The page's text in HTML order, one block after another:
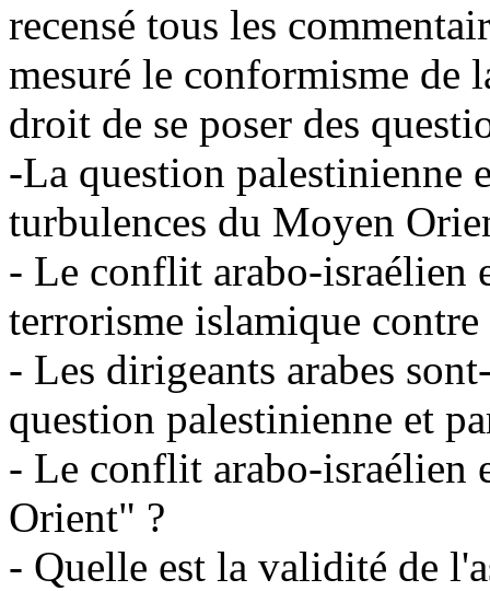
recensé tous les
mesuré le conformisme de
droit de se poser des
-La question palestinienne
turbulences du Moyen
- Le conflit arabo-israélien
terrorisme islamique
- Les dirigeants arabes
question palestinienne et
- Le conflit arabo-
Orient" ?
- Quelle est la validité de